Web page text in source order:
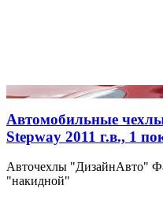
Автомобильные
Stepway 2011 г.в., 1
Авточехлы "ДизайнАвто"
"накидной"